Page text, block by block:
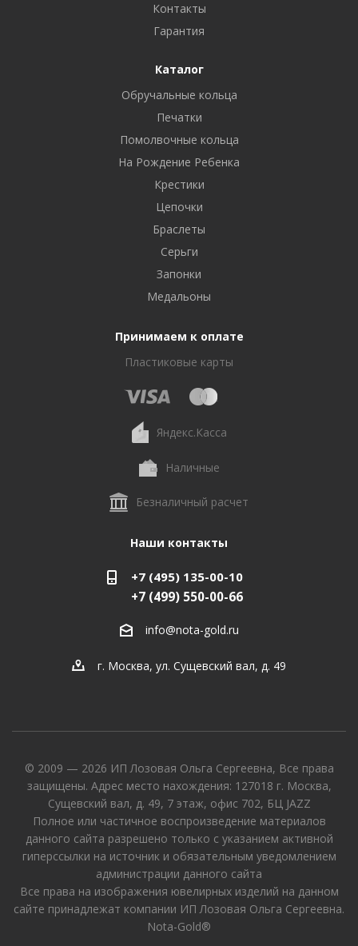
Контакты
Гарантия
Каталог
Обручальные кольца
Печатки
Помолвочные кольца
На Рождение Ребенка
Крестики
Цепочки
Браслеты
Серьги
Запонки
Медальоны
Принимаем к оплате
Пластиковые карты
Яндекс.Касса
Наличные
Безналичный расчет
Наши контакты
+7 (495) 135-00-10
+7 (499) 550-00-66
info@nota-gold.ru
г. Москва, ул. Сущевский вал, д. 49
© 2009 — 2026 ИП Лозовая Ольга Сергеевна, Все права
защищены. Адрес место нахождения: 127018 г. Москва,
Сущевский вал, д. 49, 7 этаж, офис 702, БЦ JAZZ
Полное или частичное воспроизведение материалов
данного сайта разрешено только с указанием активной
гиперссылки на источник и обязательным уведомлением
администрации данного сайта
Все права на изображения ювелирных изделий на данном
сайте принадлежат компании ИП Лозовая Ольга Сергеевна.
Nota-Gold®